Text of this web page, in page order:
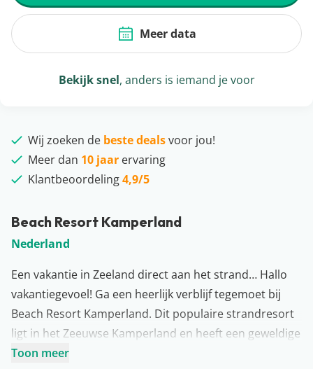
Beach Resort Kamperland
Nederland
Een vakantie in Zeeland direct aan het strand… Hallo
vakantiegevoel! Ga een heerlijk verblijf tegemoet bij
Beach Resort Kamperland. Dit populaire strandresort
ligt in het Zeeuwse Kamperland en heeft een geweldige
locatie aan het strand. Maak hier dus zeker gebruik van
Toon meer
Meer data
Bekijk snel, anders is iemand je voor
Wij zoeken de beste dealsvoor jou!
Meer dan 10 jaar ervaring
Klantbeoordeling4,9/5